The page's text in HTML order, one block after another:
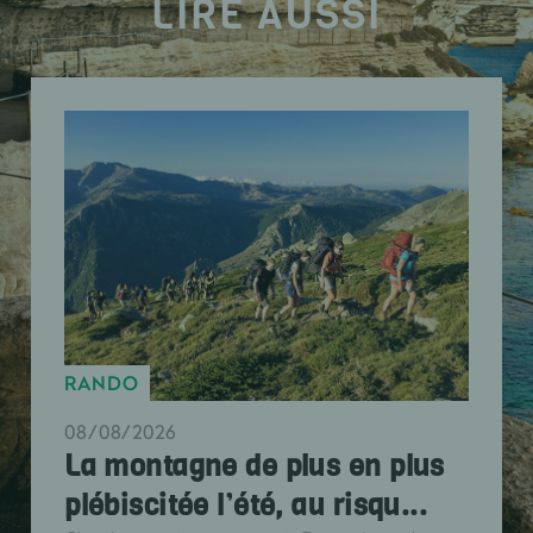
LIRE AUSSI
RANDO
08/08/2026
La montagne de plus en plus
plébiscitée l’été, au risqu...